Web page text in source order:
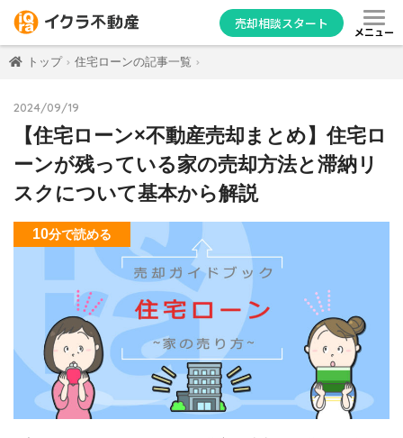
売却相談スタート
メニュー
トップ 住宅ローンの記事一覧
2024/09/19
【住宅ローン×不動産売却まとめ】住宅ロ
ーンが残っている家の売却方法と滞納リ
スクについて基本から解説
10分で読める